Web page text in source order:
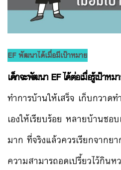
EF พัฒนาได้เมื่อมีเป้าหมาย
เด็กจะพัฒนา EF ได้ต่อเมื่อรู้เป้าหม
ทำการบ้านให้เสร็จ เก็บกวาด
เองให้เรียบร้อย หลายบ้านชอ
มาก ที่จริงแล้วควรเรียกจากย
ความสามารถอดเปรี้ยวไว้กิน